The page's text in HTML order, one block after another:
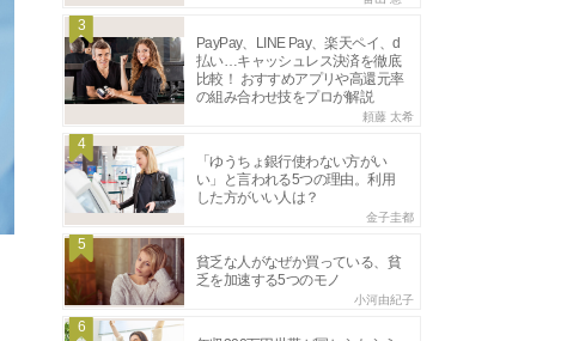
3
PayPay、LINE Pay、楽天ペイ、d
払い…キャッシュレス決済を徹底
比較！ おすすめアプリや高還元率
の組み合わせ技をプロが解説
頼藤 太希
4
「ゆうちょ銀行使わない方がい
い」と言われる5つの理由。利用
した方がいい人は？
金子圭都
5
貧乏な人がなぜか買っている、貧
乏を加速する5つのモノ
小河由紀子
6